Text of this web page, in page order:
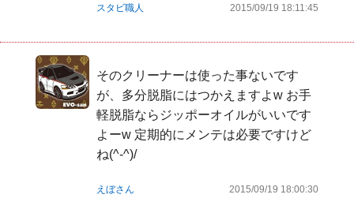
スタビ職人 2015/09/19 18:11:45
そのクリーナーは使った事ないです
が、多分脱脂にはつかえますよw お手
軽脱脂ならジッポーオイルがいいです
よーw 定期的にメンテは必要ですけど
ね(^-^)/
えぼさん 2015/09/19 18:00:30